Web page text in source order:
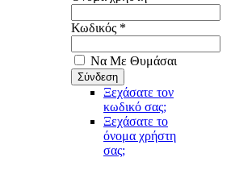
Κωδικός *
Να Με Θυμάσαι
Ξεχάσατε τον
κωδικό σας;
Ξεχάσατε το
όνομα χρήστη
σας;